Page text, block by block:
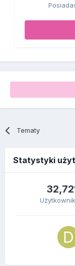
Tematy
Statystyki